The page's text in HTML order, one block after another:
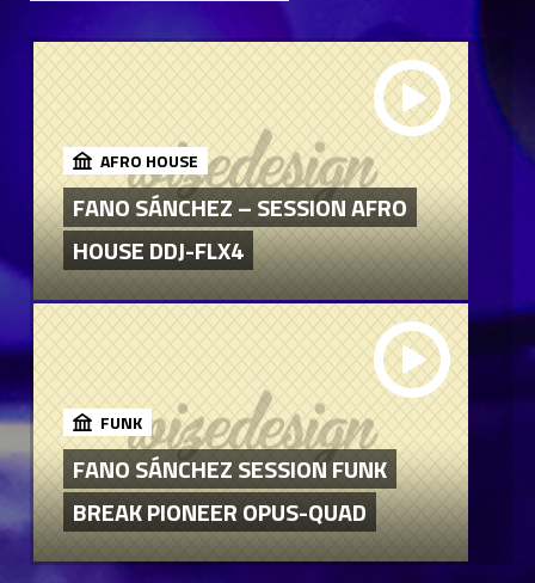
AFRO HOUSE
FANO SÁNCHEZ – SESSION AFRO
HOUSE DDJ-FLX4
FUNK
FANO SÁNCHEZ SESSION FUNK
BREAK PIONEER OPUS-QUAD